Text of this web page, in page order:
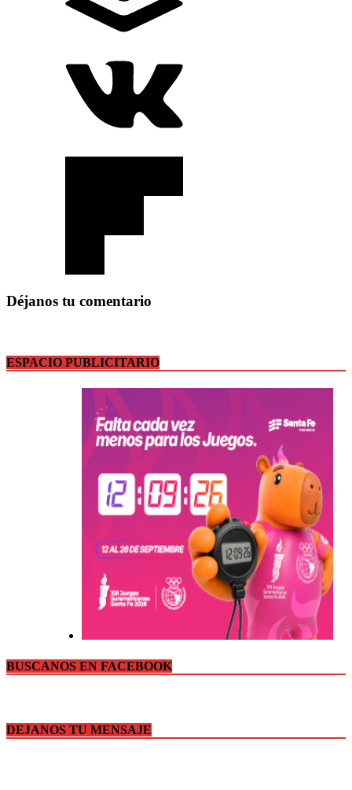
Déjanos tu comentario
ESPACIO PUBLICITARIO
BUSCANOS EN FACEBOOK
DEJANOS TU MENSAJE